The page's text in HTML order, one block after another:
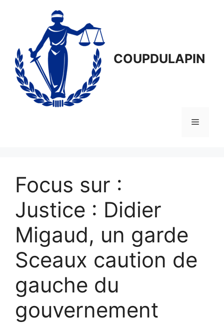
COUPDULAPIN
Menu
Focus sur :
Justice : Didier
Migaud, un garde
Sceaux caution de
gauche du
gouvernement